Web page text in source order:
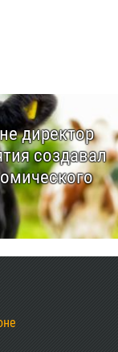
директор
создавал